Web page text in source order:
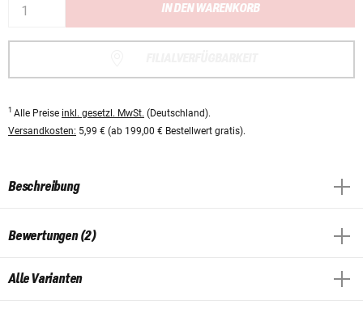
IN DEN WARENKORB
1 Alle Preise inkl. gesetzl. MwSt. (Deutschland).
Versandkosten: 5,99 € (ab 199,00 € Bestellwert gratis).
Beschreibung
Bewertungen (2)
Alle Varianten